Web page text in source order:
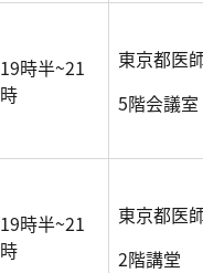
19時半~21
時
東京都医
5階会議室
19時半~21
時
東京都医
2階講堂